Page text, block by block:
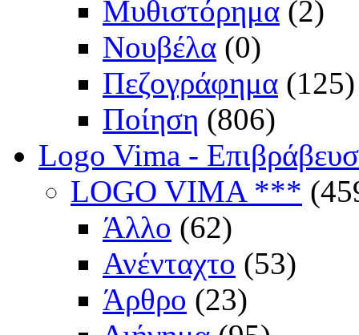
Μυθιστόρημα (2)
Νουβέλα (0)
Πεζογράφημα (125)
Ποίηση (806)
Logo Vima -
LOGO VIMA ***
Άλλο (62)
Ανένταχτο (53)
Άρθρο (23)